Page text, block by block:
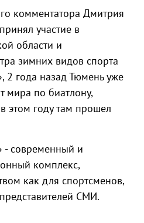
комментатора Дмитрия
участие в
области и
зимних видов спорта
года назад Тюмень уже
мира по биатлону,
этом году там прошел
современный и
комплекс,
как для спортсменов,
СМИ.